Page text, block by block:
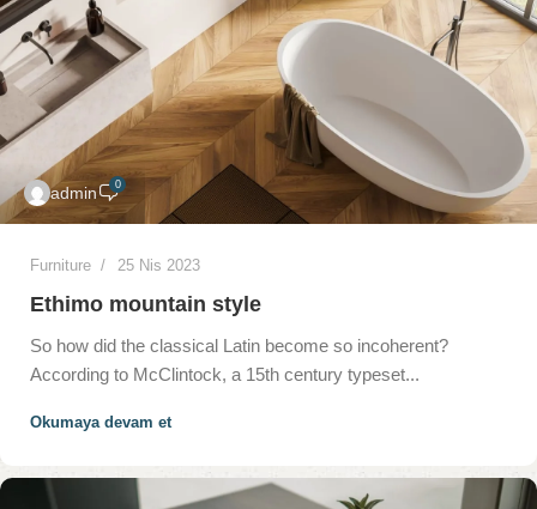
admin 0
Furniture 25 Nis 2023
Ethimo mountain style
So how did the classical Latin become so incoherent?
According to McClintock, a 15th century typeset...
Okumaya devam et